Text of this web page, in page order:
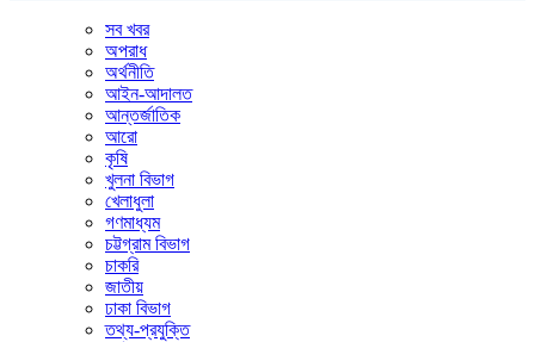
সব খবর
অপরাধ
অর্থনীতি
আইন-আদালত
আন্তর্জাতিক
আরো
কৃষি
খুলনা বিভাগ
খেলাধুলা
গণমাধ্যম
চট্টগ্রাম বিভাগ
চাকরি
জাতীয়
ঢাকা বিভাগ
তথ্য-প্রযুক্তি